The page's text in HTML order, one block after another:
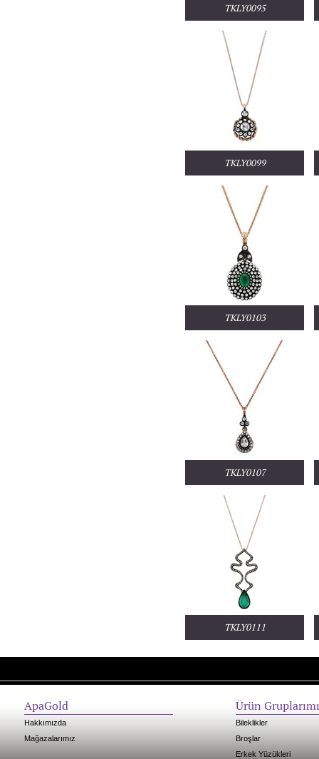
TKLY0095
TKLY0099
TKLY0103
TKLY0107
TKLY0111
ApaGold
Hakkımızda
Mağazalarımız
Ürün
Bileklikler
Broşlar
Erkek Yüzükleri